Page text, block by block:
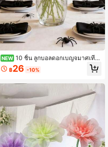
NEW 10 ชิ้น ลูกบอลดอกเบญจมาศเทีย
ม ดอกไม้ผ้าไหมเทียม ตกแต่งวันแห่งค
วามตาย เหมาะสำหรับตกแต่งฤดูใบไม้
น ตกแต่งห้องนอน ห้อง ห้องนั่งเล่น สวน
ห้องครัวบ้าน โต๊ะอาหาร DIY ตกแต่งพื้
นหลัง ช่อดอกไม้ฤดูใบไม้ร่วง ดอกไม้เที
ยม
฿26 -10%